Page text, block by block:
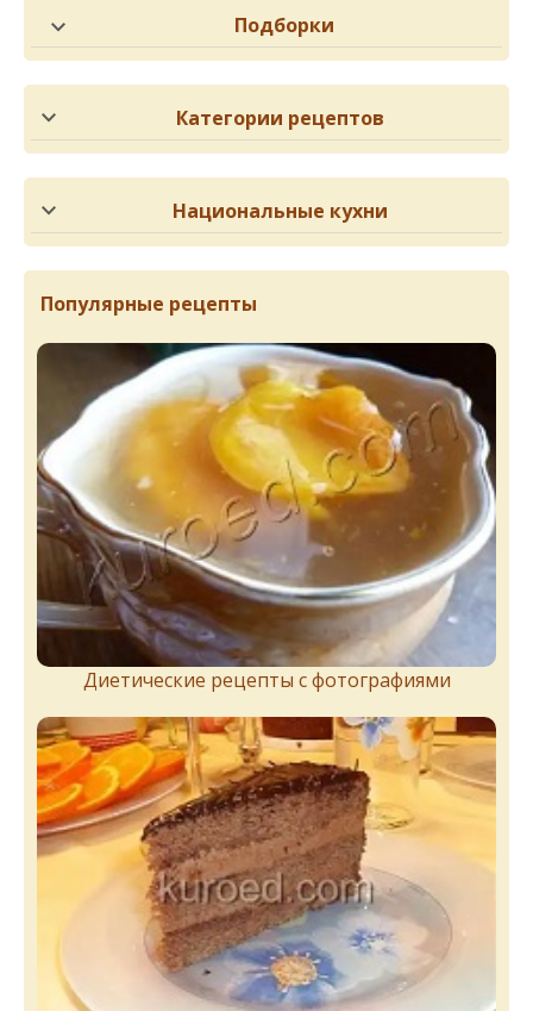
Подборки
Категории рецептов
Национальные кухни
Популярные рецепты
Диетические рецепты с фотографиями